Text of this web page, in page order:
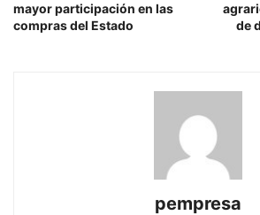
mayor participación en las
compras del Estado
de
pempresa